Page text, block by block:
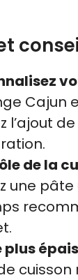
Cajun
l’ajout
de la
une
plus
de